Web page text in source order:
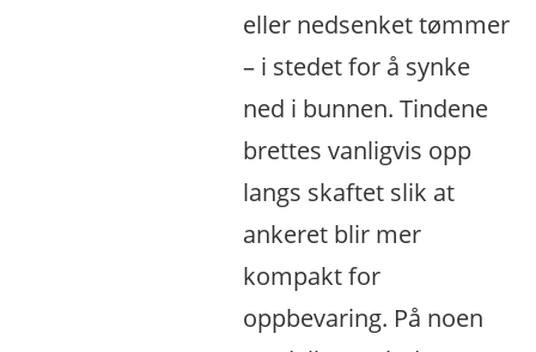
eller nedsenket tømmer
– i stedet for å synke
ned i bunnen. Tindene
brettes vanligvis opp
langs skaftet slik at
ankeret blir mer
kompakt for
oppbevaring. På noen